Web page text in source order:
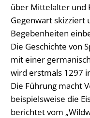
über Mittelalter und
Gegenwart skizziert
Begebenheiten
Die Geschichte von
mit einer
wird erstmals 1297
Die Führung macht
beispielsweise die
berichtet vom